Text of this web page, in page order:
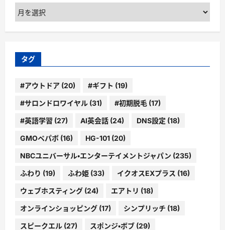
ア
ー
カ
ブ
タグ
#アウトドア (20) #ギフト (19)
#サロンドロワイヤル (31) #初期脱毛 (17)
#英語学習 (27) AI英会話 (24) DNS設定 (18)
GMOペパボ (16) HG-101 (20)
NBCユニバーサル・エンターテイメントジャパン (235)
ふわり (19) ふわ姫 (33) イクオスEXプラス (16)
ウェブホスティング (24) エアトリ (18)
オンラインショッピング (17) シンプリッチ (18)
スピークエル (27) スポンジ・ボブ (29)